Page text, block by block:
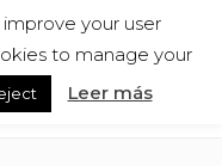
English
your user
to manage your
Leer más